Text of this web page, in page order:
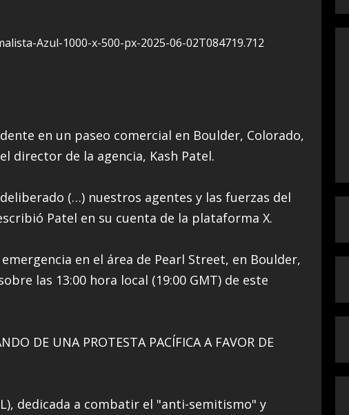
en un paseo comercial en Boulder, Colorado,
director de la agencia, Kash Patel.
(…) nuestros agentes y las fuerzas del
Patel en su cuenta de la plataforma X.
en el área de Pearl Street, en Boulder,
las 13:00 hora local (19:00 GMT) de este
DE UNA PROTESTA PACÍFICA A FAVOR DE
dedicada a combatir el "anti-semitismo" y